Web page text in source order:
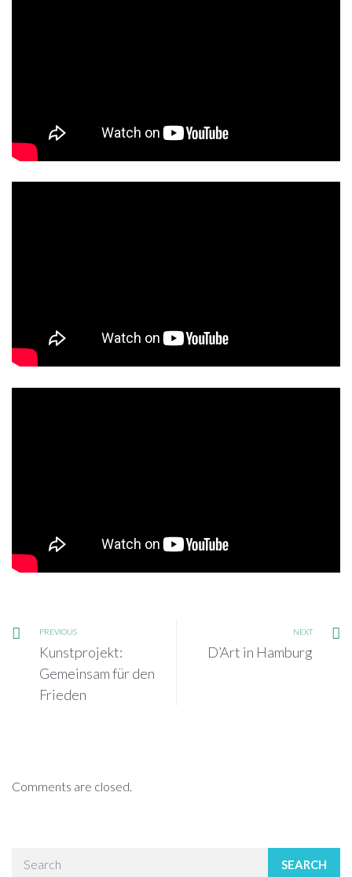
PREVIOUS
Kunstprojekt:
Gemeinsam für den
Frieden
NEXT
D’Art in Hamburg
Comments are closed.
SEARCH